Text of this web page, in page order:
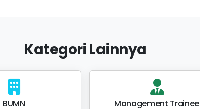
Kategori Lainnya
BUMN Management Trainee